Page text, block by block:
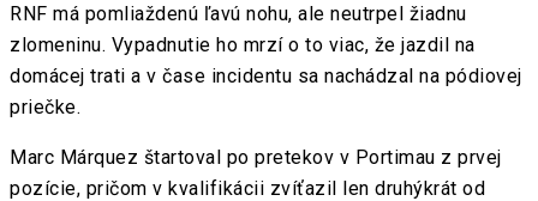
RNF má pomliaždenú ľavú nohu, ale neutrpel žiadnu
zlomeninu. Vypadnutie ho mrzí o to viac, že jazdil na
domácej trati a v čase incidentu sa nachádzal na pódiovej
priečke.
Marc Márquez štartoval po pretekov v Portimau z prvej
pozície, pričom v kvalifikácii zvíťazil len druhýkrát od